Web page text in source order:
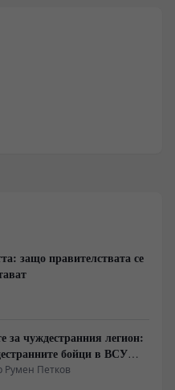
защо правителствата се
за чуждестранния легион:
бойци в ВСУ
Румен Петков